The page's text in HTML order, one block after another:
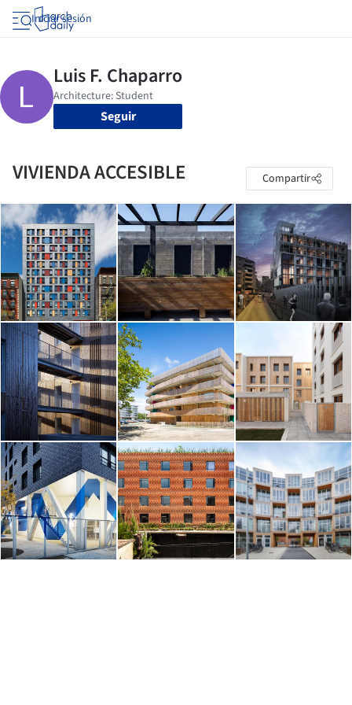
Iniciar sesión
Seguir
VIVIENDA ACCESIBLE Compartir